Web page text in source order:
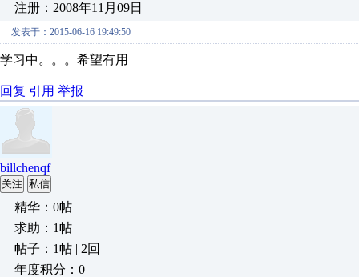
注册：2008年11月09日
发表于：2015-06-16 19:49:50
学习中。。。希望有用
回复 引用 举报
billchenqf
关注 私信
精华：0帖
求助：1帖
帖子：1帖 | 2回
年度积分：0